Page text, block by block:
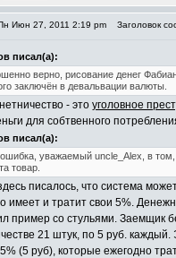
Июн 27, 2011 2:19 pm Заголовок
писал(а):
верно, рисование денег
заключён в девальвации валюты.
- это уголовное
для собтвенного
писал(а):
уважаемый uncle_Alex, в
товар.
писалось, что система
имеет и тратит свои 5%.
пример со стульями. Заемщик
21 штук, по 5 руб.
(5 руб), которые ежегодно